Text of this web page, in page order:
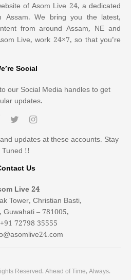
of Asom Live 24, a dedicated
Assam. We bring you the latest,
from around Assam, NE and
Live, work 24×7, so that you’re
Social
our Social Media handles to get
updates.
updates at these accounts. Stay
Tuned !!
Us
Live 24
Tower, Christian Basti,
Guwahati – 781005,
72798 35555
Reserved. Ahead of Time, Always.